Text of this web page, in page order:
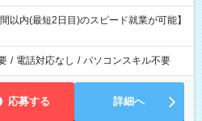
以内(最短2日目)のスピード就業が可能】
/ 電話対応なし / パソコンスキル不要
応募する 詳細へ